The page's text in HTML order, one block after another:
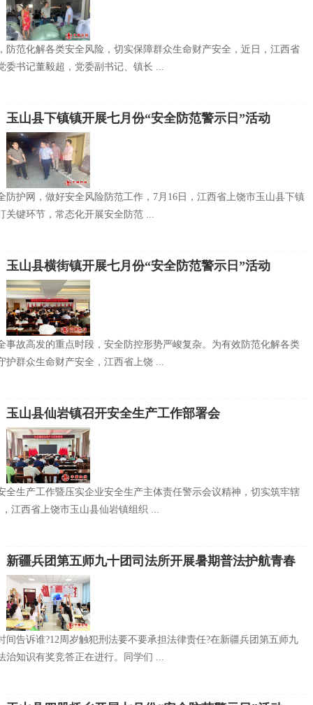
防范化解各类安全风险，切实保障群众生命财产安全，近日，江西省
委书记董毅超，党委副书记、镇长 ...
玉山县下镇镇开展七月份“安全防范警示日”活动
防护网，做好安全风险防范工作，7月16日，江西省上饶市玉山县下镇
关键环节，常态化开展安全防范 ...
玉山县横街镇开展七月份“安全防范警示日”活动
事故高发的重点时段，安全防控形势严峻复杂。为有效防范化解各类
护群众生命财产安全，江西省上饶 ...
玉山县仙岩镇召开安全生产工作部署会
全生产工作暨压实企业安全生产主体责任警示会议精神，切实筑牢辖
江西省上饶市玉山县仙岩镇组织 ...
新疆兵团第五师九十团司法所开展暑期普法护航青春
成长
间告诉谁?12周岁触犯刑法要不要承担法律责任?在新疆兵团第五师九
治知识有奖竞答正在进行。同学们 ...